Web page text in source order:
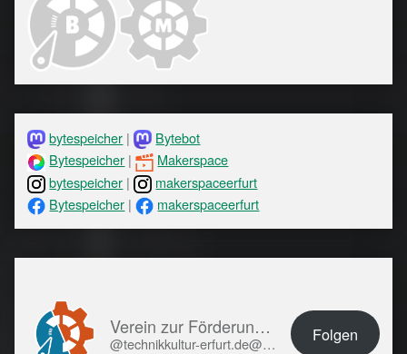
bytespeicher |
Bytebot
Bytespeicher |
Makerspace
bytespeicher |
makerspaceerfurt
Bytespeicher | makerspaceerfurt
Verein zur Förderung von Technikkultur in Erfurt e.V.
@technikkultur-erfurt.de@technikkultur-erfurt.de Folgen